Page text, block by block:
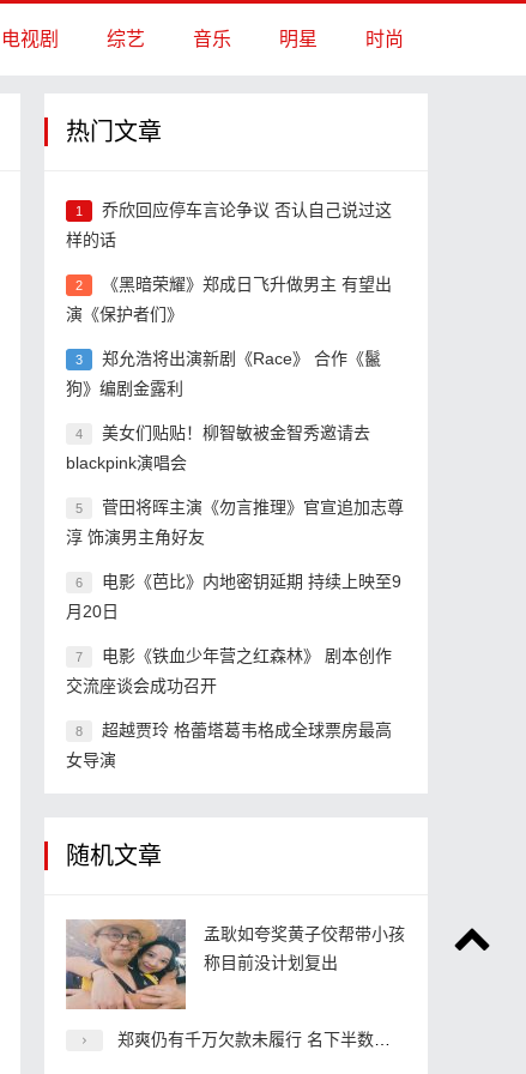
电视剧 综艺 音乐 明星 时尚
热门文章
1
乔欣回应停车言论争议 否认自己说过这
样的话
2
《黑暗荣耀》郑成日飞升做男主 有望出
演《保护者们》
3
郑允浩将出演新剧《Race》 合作《鬣
狗》编剧金露利
4
美女们贴贴！柳智敏被金智秀邀请去
blackpink演唱会
5
菅田将晖主演《勿言推理》官宣追加志尊
淳 饰演男主角好友
6
电影《芭比》内地密钥延期 持续上映至9
月20日
7
电影《铁血少年营之红森林》 剧本创作
交流座谈会成功召开
8
超越贾玲 格蕾塔葛韦格成全球票房最高
女导演
随机文章
孟耿如夸奖黄子佼帮带小孩
称目前没计划复出
郑爽仍有千万欠款未履行 名下半数企业已注销